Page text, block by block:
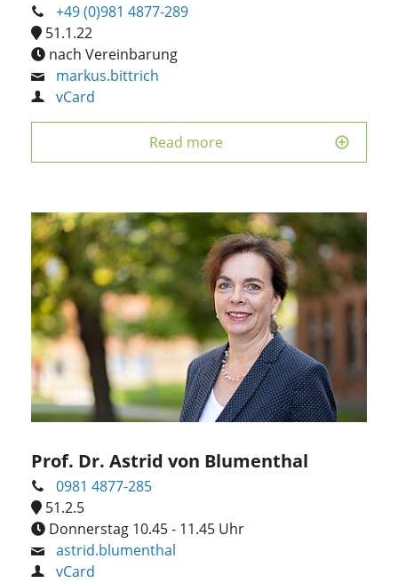
+49 (0)981 4877-289
51.1.22
nach Vereinbarung
markus.bittrich
vCard
Read more
Prof. Dr. Astrid von Blumenthal
0981 4877-285
51.2.5
Donnerstag 10.45 - 11.45 Uhr
astrid.blumenthal
vCard